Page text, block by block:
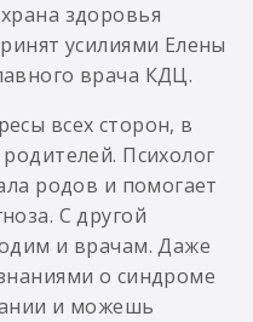
здоровья
усилиями Елены
врача КДЦ.
всех сторон, в
Психолог
родов и помогает
С другой
и врачам. Даже
о синдроме
и можешь